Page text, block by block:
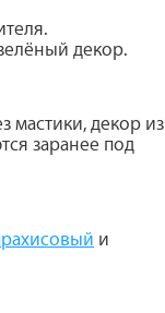
декор.
мастики, декор из
заранее под
и